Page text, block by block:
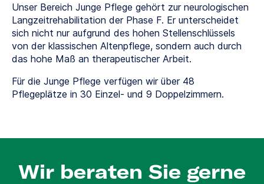
Unser Bereich Junge Pflege gehört zur neurologischen
Langzeitrehabilitation der Phase F. Er unterscheidet
sich nicht nur aufgrund des hohen Stellenschlüssels
von der klassischen Altenpflege, sondern auch durch
das hohe Maß an therapeutischer Arbeit.
Für die Junge Pflege verfügen wir über 48
Pflegeplätze in 30 Einzel- und 9 Doppelzimmern.
Wir beraten Sie gerne